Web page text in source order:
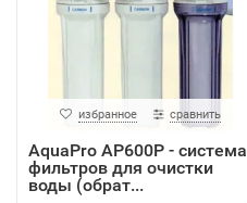
избранное сравнить
AquaPro AP600P - система
фильтров для очистки
воды (обрат...